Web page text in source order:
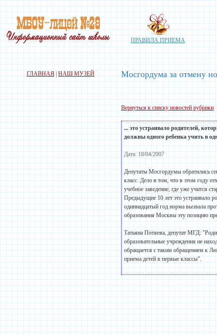
ПРАВИЛА ПРИЕМА
ГЛАВНАЯ НАШ МУЗЕЙ Мосгордума за отмену
Вернуться к списку новостей рубрики
... это устраивало родителей,
должны одного ребенка учить в
Дата: 18/04/2007
Депутаты Мосгордумы обратились
класс. Дело в том, что в этом году
учебное заведение, где уже учится
Предыдущие 10 лет это устраивало
одиннадцатый год норма вызвала
образования Москвы эту позицию
Татьяна Потяева, депутат МГД:
образовательные учреждения не
обращается с таким обращением к
приема детей в первые классы".